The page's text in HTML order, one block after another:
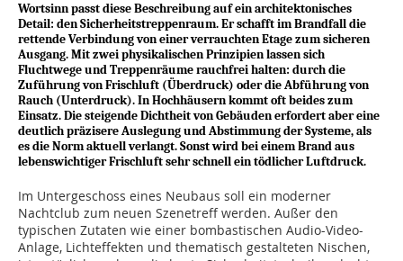
Wortsinn passt diese Beschreibung auf ein architektonisches
Detail: den Sicherheitstreppenraum. Er schafft im Brandfall die
rettende Verbindung von einer verrauchten Etage zum sicheren
Ausgang. Mit zwei physikalischen Prinzipien lassen sich
Fluchtwege und Treppenräume rauchfrei halten: durch die
Zuführung von Frischluft (Überdruck) oder die Abführung von
Rauch (Unterdruck). In Hochhäusern kommt oft beides zum
Einsatz. Die steigende Dichtheit von Gebäuden erfordert aber eine
deutlich präzisere Auslegung und Abstimmung der Systeme, als
es die Norm aktuell verlangt. Sonst wird bei einem Brand aus
lebenswichtiger Frischluft sehr schnell ein tödlicher Luftdruck.
Im Untergeschoss eines Neubaus soll ein moderner
Nachtclub zum neuen Szenetreff werden. Außer den
typischen Zutaten wie einer bombastischen Audio-Video-
Anlage, Lichteffekten und thematisch gestalteten Nischen,